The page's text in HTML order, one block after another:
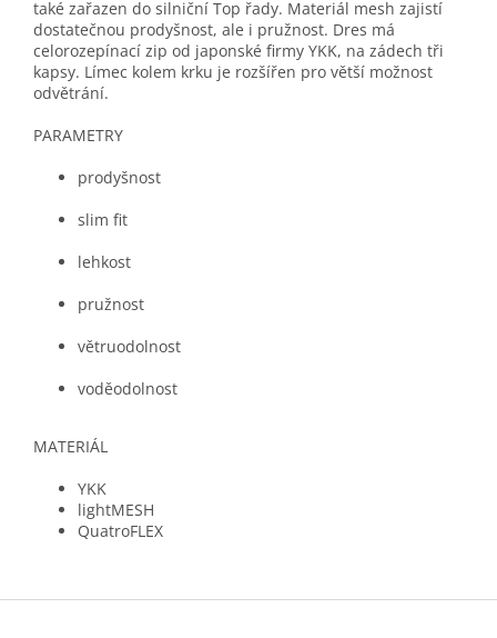
také zařazen do silniční Top řady. Materiál mesh zajistí
dostatečnou prodyšnost, ale i pružnost. Dres má
celorozepínací zip od japonské firmy YKK, na zádech tři
kapsy. Límec kolem krku je rozšířen pro větší možnost
odvětrání.
PARAMETRY
prodyšnost
slim fit
lehkost
pružnost
větruodolnost
voděodolnost
MATERIÁL
YKK
lightMESH
QuatroFLEX